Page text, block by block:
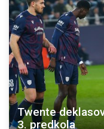
Twente
3. predkola